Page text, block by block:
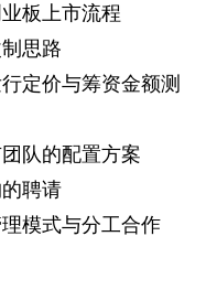
板上市流程
思路
定价与筹资金额测
队的配置方案
聘请
模式与分工合作